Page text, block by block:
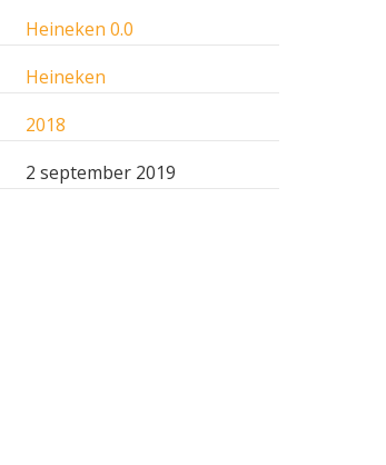
Heineken 0.0
Heineken
2018
2 september 2019